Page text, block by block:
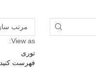
View as:
توری
فهرست کنید